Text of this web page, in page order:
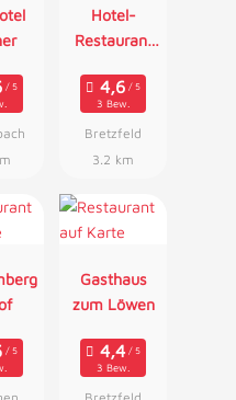
Hotel-
Restaurant
3 Bew.
Bretzfeld
3.2 km
Gasthaus
zum Löwen
3 Bew.